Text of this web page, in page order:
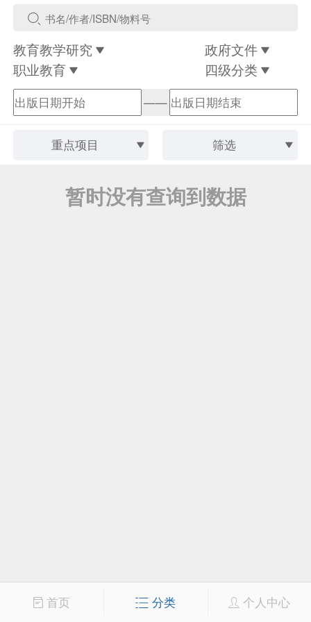
教育教学研究
政府文件
职业教育
四级分类
——
重点项目 筛选
暂时没有查询到数据
首页 分类 个人中心